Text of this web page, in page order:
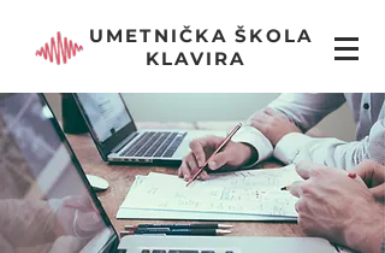
UMETNIČKA ŠKOLA
KLAVIRA